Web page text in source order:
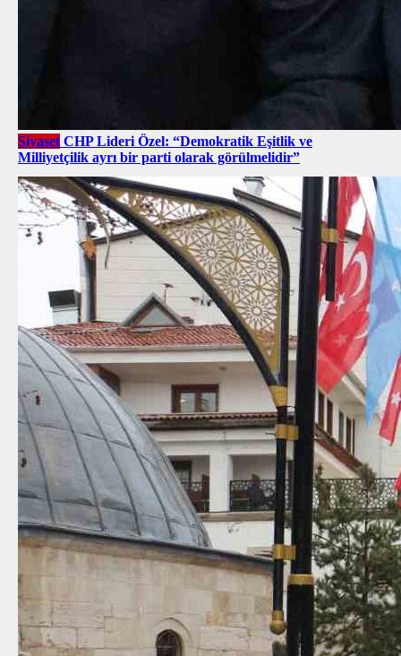
Siyaset CHP Lideri Özel: “Demokratik Eşitlik ve
Milliyetçilik ayrı bir parti olarak görülmelidir”